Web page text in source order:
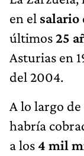
en el salario
últimos25
Asturias en
del 2004.
A lo largo
habría
a los4 mil